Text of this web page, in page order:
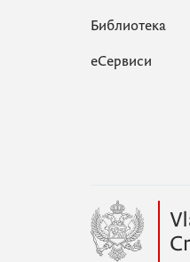
Библиотека
еСервиси